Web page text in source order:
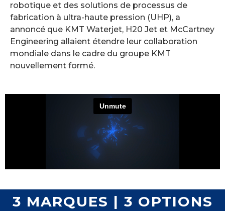
robotique et des solutions de processus de
fabrication à ultra-haute pression (UHP), a
annoncé que KMT Waterjet, H20 Jet et McCartney
Engineering allaient étendre leur collaboration
mondiale dans le cadre du groupe KMT
nouvellement formé.
3 MARQUES | 3 OPTIONS